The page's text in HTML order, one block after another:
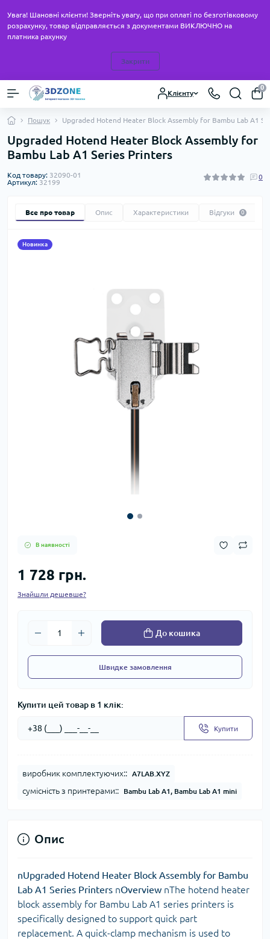
Увага! Шановні клієнти! Зверніть увагу, що при оплаті по безготівковому
розрахунку, товар відправляється з документами ВИКЛЮЧНО на
платника рахунку
Закрити
Клієнту
0
Пошук Upgraded Hotend Heater Block Assembly for Bambu Lab A1
Upgraded Hotend Heater Block Assembly for
Bambu Lab A1 Series Printers
Код товару: 32090-01
Артикул: 32199
0
Все про товар Опис Характеристики Відгуки 0
Новинка
В наявності
1 728 грн.
Знайшли дешевше?
До кошика
Швидке замовлення
Купити цей товар в 1 клік:
Купити
виробник комплектуючих:: A7LAB.XYZ
сумісність з принтерами:: Bambu Lab A1, Bambu Lab A1 mini
Опис
nUpgraded Hotend Heater Block Assembly for Bambu
Lab A1 Series Printers nOverview nThe hotend heater
block assembly for Bambu Lab A1 series printers is
specifically designed to support quick part
replacement. A quick-clamp mechanism is used to